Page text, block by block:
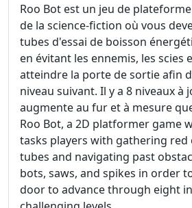
Roo Bot est un jeu de
de la science-fiction où vous
tubes d'essai de boisson
en évitant les ennemis, les scies
atteindre la porte de sortie afin
niveau suivant. Il y a 8 niveaux
augmente au fur et à mesure
Roo Bot, a 2D platformer game
tasks players with gathering
tubes and navigating past
bots, saws, and spikes in order
door to advance through eight